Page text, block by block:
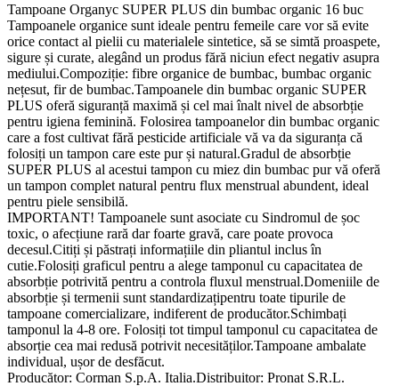
Tampoane Organyc SUPER PLUS din bumbac organic 16 buc
Tampoanele organice sunt ideale pentru femeile care vor să evite
orice contact al pielii cu materialele sintetice, să se simtă proaspete,
sigure și curate, alegând un produs fără niciun efect negativ asupra
mediului.Compoziție: fibre organice de bumbac, bumbac organic
nețesut, fir de bumbac.Tampoanele din bumbac organic SUPER
PLUS oferă siguranță maximă și cel mai înalt nivel de absorbție
pentru igiena feminină. Folosirea tampoanelor din bumbac organic
care a fost cultivat fără pesticide artificiale vă va da siguranța că
folosiți un tampon care este pur și natural.Gradul de absorbție
SUPER PLUS al acestui tampon cu miez din bumbac pur vă oferă
un tampon complet natural pentru flux menstrual abundent, ideal
pentru piele sensibilă.
IMPORTANT! Tampoanele sunt asociate cu Sindromul de șoc
toxic, o afecțiune rară dar foarte gravă, care poate provoca
decesul.Citiți și păstrați informațiile din pliantul inclus în
cutie.Folosiți graficul pentru a alege tamponul cu capacitatea de
absorbție potrivită pentru a controla fluxul menstrual.Domeniile de
absorbție și termenii sunt standardizațipentru toate tipurile de
tampoane comercializare, indiferent de producător.Schimbați
tamponul la 4-8 ore. Folosiți tot timpul tamponul cu capacitatea de
absorție cea mai redusă potrivit necesităților.Tampoane ambalate
individual, ușor de desfăcut.
Producător: Corman S.p.A. Italia.Distribuitor: Pronat S.R.L.